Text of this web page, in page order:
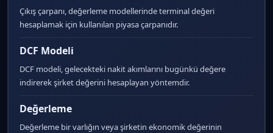
Çıkış çarpanı, değerleme modellerinde terminal değeri
hesaplamak için kullanılan piyasa çarpanıdır.
DCF Modeli
DCF modeli, gelecekteki nakit akımlarını bugünkü değere
indirerek şirket değerini hesaplayan yöntemdir.
Değerleme
Değerleme bir varlığın veya şirketin ekonomik değerinin